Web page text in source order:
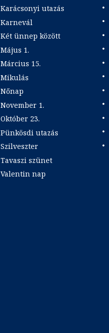
Karácsonyi utazás
Karnevál
Két ünnep között
Május 1.
Március 15.
Mikulás
Nőnap
November 1.
Október 23.
Pünkösdi utazás
Szilveszter
Tavaszi szünet
Valentin nap